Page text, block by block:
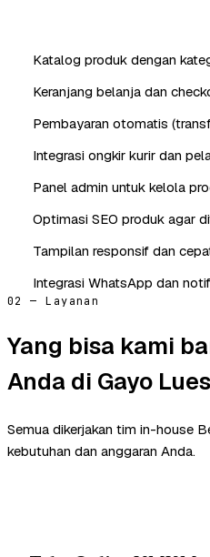
Katalog produk dengan
Keranjang belanja dan
Pembayaran otomatis
Integrasi ongkir kurir dan
Panel admin untuk kelola
Optimasi SEO produk agar
Tampilan responsif dan
Integrasi WhatsApp dan
02 — Layanan
Yang bisa kami
Anda di Gayo Lues
Semua dikerjakan tim in-house
kebutuhan dan anggaran Anda.